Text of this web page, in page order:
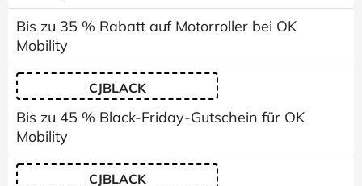
Bis zu 35 % Rabatt auf Motorroller bei OK
Mobility
CJBLACK
Bis zu 45 % Black-Friday-Gutschein für OK
Mobility
CJBLACK